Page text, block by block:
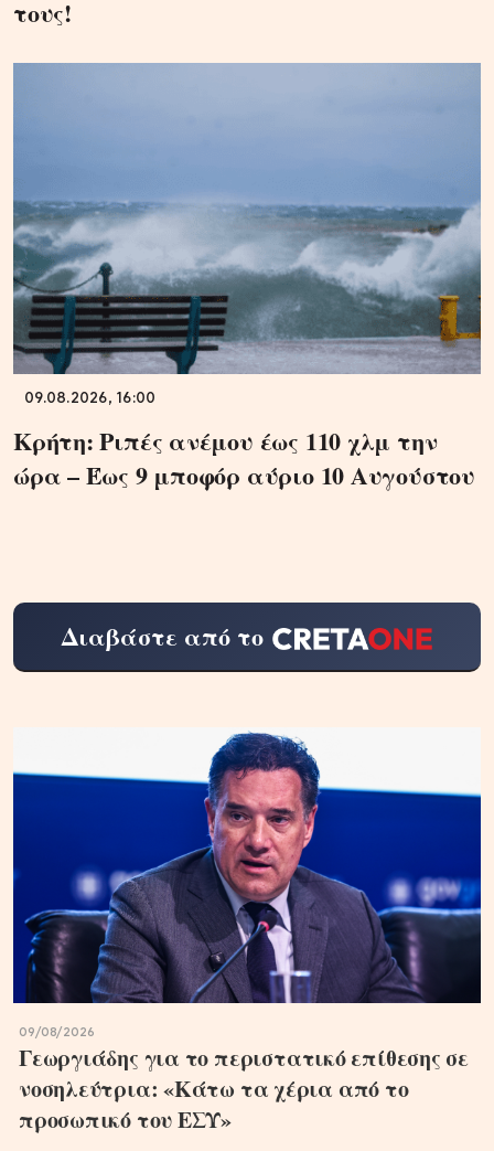
τους!
09.08.2026, 16:00
Κρήτη: Ριπές ανέμου έως 110 χλμ την
ώρα – Έως 9 μποφόρ αύριο 10 Αυγούστου
Διαβάστε από το
09/08/2026
Γεωργιάδης για το περιστατικό επίθεσης σε
νοσηλεύτρια: «Κάτω τα χέρια από το
προσωπικό του ΕΣΥ»